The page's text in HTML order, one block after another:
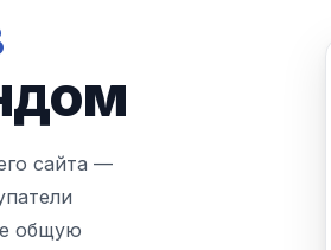
сайта —
общую